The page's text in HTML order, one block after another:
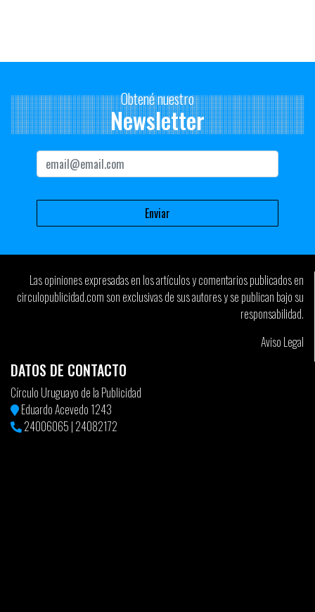
Obtené nuestro
Newsletter
Las opiniones expresadas en los artículos y comentarios publicados en
circulopublicidad.com son exclusivas de sus autores y se publican bajo su
responsabilidad.
Aviso Legal
DATOS DE CONTACTO
Círculo Uruguayo de la Publicidad
Eduardo Acevedo 1243
24006065 | 24082172